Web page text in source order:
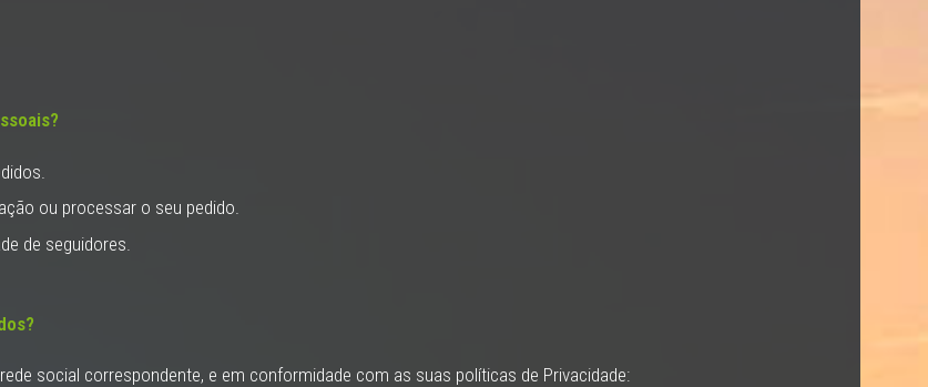
ou processar o seu pedido.
de seguidores.
social correspondente, e em conformidade com as suas políticas de Privacidade: